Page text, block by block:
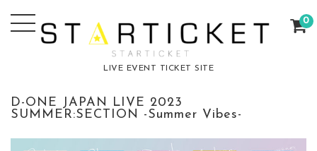
LIVE EVENT TICKET SITE
0
D-ONE JAPAN LIVE 2023
SUMMER:SECTION -Summer Vibes-